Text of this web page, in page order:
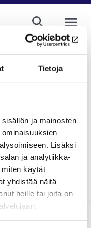
Tietoja
ja mainosten
Lisäksi
ja analytiikka-
käytät
yhdistää näitä
heille tai joita on
yliopisto